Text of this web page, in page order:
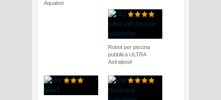
Aquabot
Robot per piscina
pubblica ULTRA
Astralpool